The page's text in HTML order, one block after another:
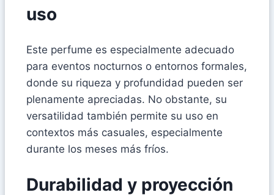
uso
Este perfume es especialmente adecuado
para eventos nocturnos o entornos formales,
donde su riqueza y profundidad pueden ser
plenamente apreciadas. No obstante, su
versatilidad también permite su uso en
contextos más casuales, especialmente
durante los meses más fríos.
Durabilidad y proyección